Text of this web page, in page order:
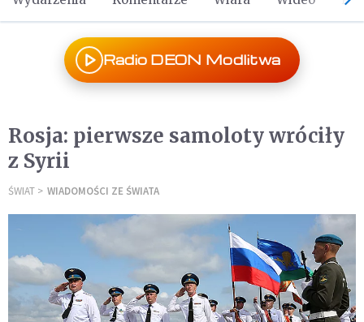
Radio DEON Modlitwa
Rosja: pierwsze samoloty wróciły
z Syrii
ŚWIAT WIADOMOŚCI ZE ŚWIATA